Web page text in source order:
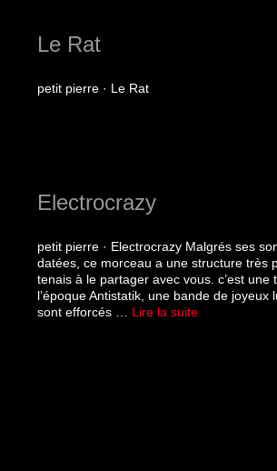
Le Rat
petit pierre · Le Rat
Electrocrazy
petit pierre · Electrocrazy Malgrés ses
datées, ce morceau a une structure très
tenais à le partager avec vous. c’est une
l’époque Antistatik, une bande de joyeux
sont efforcés … Lire la suite­­